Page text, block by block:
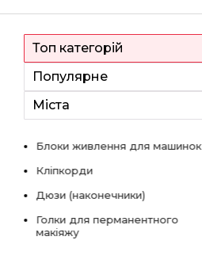
Топ категорій
Популярне
Міста
Блоки живлення для машинок
Кліпкорди
Дюзи (наконечники)
Голки для перманентного
макіяжу